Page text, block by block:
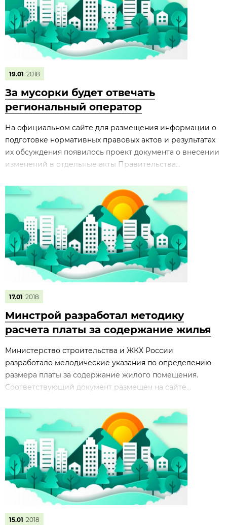
19.01 2018
За мусорки будет отвечать
региональный оператор
На официальном сайте для размещения информации о
подготовке нормативных правовых актов и результатах
их обсуждения появилось проект документа о внесении
изменений в отдельные акты Правительства...
17.01 2018
Минстрой разработал методику
расчета платы за содержание жилья
Министерство строительства и ЖКХ России
разработало мелодические указания по определению
размера платы за содержание жилого помещения.
Соответствующий документ размещен на сайте...
15.01 2018